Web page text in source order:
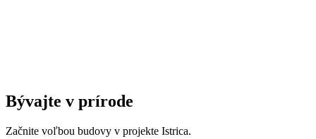
Bývajte v prírode
Začnite voľbou budovy v projekte Istrica.